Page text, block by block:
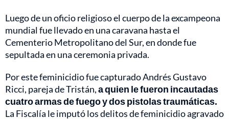
Luego de un oficio religioso el cuerpo de la excampeona
mundial fue llevado en una caravana hasta el
Cementerio Metropolitano del Sur, en donde fue
sepultada en una ceremonia privada.
Por este feminicidio fue capturado Andrés Gustavo
Ricci, pareja de Tristán,a quien le fueron incautadas
cuatro armas de fuego y dos pistolas traumáticas.
La Fiscalía le imputó los delitos de feminicidio agravado